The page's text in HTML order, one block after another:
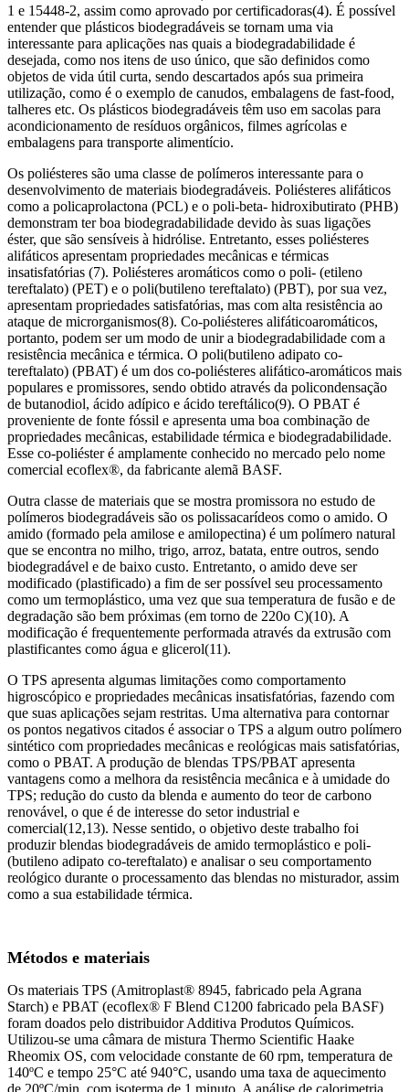
1 e 15448-2, assim como aprovado por certificadoras(4). É possível
entender que plásticos biodegradáveis se tornam uma via
interessante para aplicações nas quais a biodegradabilidade é
desejada, como nos itens de uso único, que são definidos como
objetos de vida útil curta, sendo descartados após sua primeira
utilização, como é o exemplo de canudos, embalagens de fast-food,
talheres etc. Os plásticos biodegradáveis têm uso em sacolas para
acondicionamento de resíduos orgânicos, filmes agrícolas e
embalagens para transporte alimentício.
Os poliésteres são uma classe de polímeros interessante para o
desenvolvimento de materiais biodegradáveis. Poliésteres alifáticos
como a policaprolactona (PCL) e o poli-beta- hidroxibutirato (PHB)
demonstram ter boa biodegradabilidade devido às suas ligações
éster, que são sensíveis à hidrólise. Entretanto, esses poliésteres
alifáticos apresentam propriedades mecânicas e térmicas
insatisfatórias (7). Poliésteres aromáticos como o poli- (etileno
tereftalato) (PET) e o poli(butileno tereftalato) (PBT), por sua vez,
apresentam propriedades satisfatórias, mas com alta resistência ao
ataque de microrganismos(8). Co-poliésteres alifáticoaromáticos,
portanto, podem ser um modo de unir a biodegradabilidade com a
resistência mecânica e térmica. O poli(butileno adipato co-
tereftalato) (PBAT) é um dos co-poliésteres alifático-aromáticos mais
populares e promissores, sendo obtido através da policondensação
de butanodiol, ácido adípico e ácido tereftálico(9). O PBAT é
proveniente de fonte fóssil e apresenta uma boa combinação de
propriedades mecânicas, estabilidade térmica e biodegradabilidade.
Esse co-poliéster é amplamente conhecido no mercado pelo nome
comercial ecoflex®, da fabricante alemã BASF.
Outra classe de materiais que se mostra promissora no estudo de
polímeros biodegradáveis são os polissacarídeos como o amido. O
amido (formado pela amilose e amilopectina) é um polímero natural
que se encontra no milho, trigo, arroz, batata, entre outros, sendo
biodegradável e de baixo custo. Entretanto, o amido deve ser
modificado (plastificado) a fim de ser possível seu processamento
como um termoplástico, uma vez que sua temperatura de fusão e de
degradação são bem próximas (em torno de 220o C)(10). A
modificação é frequentemente performada através da extrusão com
plastificantes como água e glicerol(11).
O TPS apresenta algumas limitações como comportamento
higroscópico e propriedades mecânicas insatisfatórias, fazendo com
que suas aplicações sejam restritas. Uma alternativa para contornar
os pontos negativos citados é associar o TPS a algum outro polímero
sintético com propriedades mecânicas e reológicas mais satisfatórias,
como o PBAT. A produção de blendas TPS/PBAT apresenta
vantagens como a melhora da resistência mecânica e à umidade do
TPS; redução do custo da blenda e aumento do teor de carbono
renovável, o que é de interesse do setor industrial e
comercial(12,13). Nesse sentido, o objetivo deste trabalho foi
produzir blendas biodegradáveis de amido termoplástico e poli-
(butileno adipato co-tereftalato) e analisar o seu comportamento
reológico durante o processamento das blendas no misturador, assim
como a sua estabilidade térmica.
Métodos e materiais
Os materiais TPS (Amitroplast® 8945, fabricado pela Agrana
Starch) e PBAT (ecoflex® F Blend C1200 fabricado pela BASF)
foram doados pelo distribuidor Additiva Produtos Químicos.
Utilizou-se uma câmara de mistura Thermo Scientific Haake
Rheomix OS, com velocidade constante de 60 rpm, temperatura de
140ºC e tempo 25°C até 940°C, usando uma taxa de aquecimento